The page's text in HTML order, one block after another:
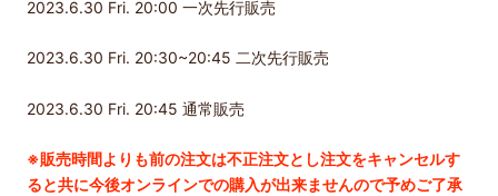
2023.6.30 Fri. 20:00 一次先行販売
2023.6.30 Fri. 20:30~20:45 二次先行販売
2023.6.30 Fri. 20:45 通常販売
※販売時間よりも前の注文は不正注文とし注文をキャンセルす
ると共に今後オンラインでの購入が出来ませんので予めご了承